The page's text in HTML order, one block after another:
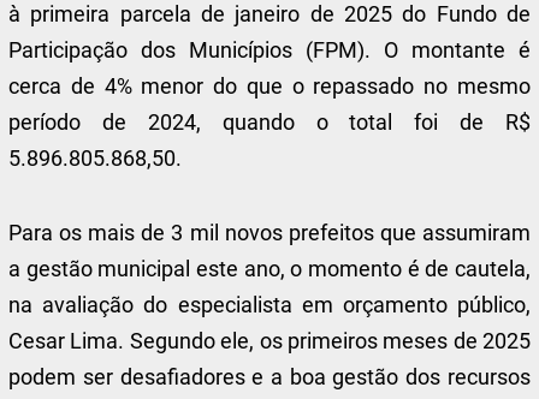
à primeira parcela de janeiro de 2025 do Fundo de
Participação dos Municípios (FPM). O montante é
cerca de 4% menor do que o repassado no mesmo
período de 2024, quando o total foi de R$
5.896.805.868,50.
Para os mais de 3 mil novos prefeitos que assumiram
a gestão municipal este ano, o momento é de cautela,
na avaliação do especialista em orçamento público,
Cesar Lima. Segundo ele, os primeiros meses de 2025
podem ser desafiadores e a boa gestão dos recursos